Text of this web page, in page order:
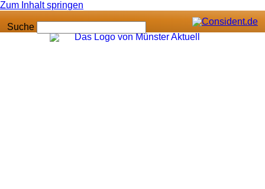
Zum Inhalt springen
Suche